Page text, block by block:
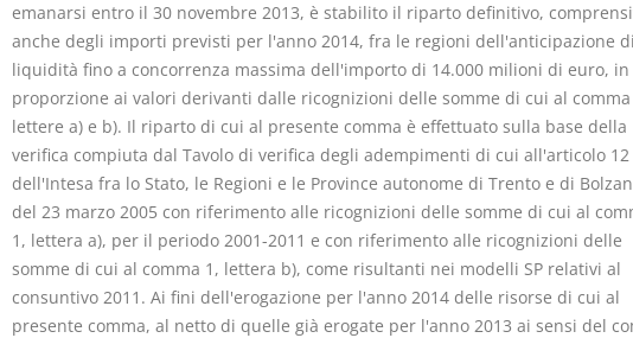
emanarsi entro il 30 novembre 2013, è stabilito il riparto definitivo,
anche degli importi previsti per l'anno 2014, fra le regioni dell'anticipazione di
liquidità fino a concorrenza massima dell'importo di 14.000 milioni di euro, in
proporzione ai valori derivanti dalle ricognizioni delle somme di cui al comma
lettere a) e b). Il riparto di cui al presente comma è effettuato sulla base della
verifica compiuta dal Tavolo di verifica degli adempimenti di cui all'articolo 12
dell'Intesa fra lo Stato, le Regioni e le Province autonome di Trento e di
del 23 marzo 2005 con riferimento alle ricognizioni delle somme di cui al
1, lettera a), per il periodo 2001-2011 e con riferimento alle ricognizioni delle
somme di cui al comma 1, lettera b), come risultanti nei modelli SP relativi al
consuntivo 2011. Ai fini dell'erogazione per l'anno 2014 delle risorse di cui al
presente comma, al netto di quelle già erogate per l'anno 2013 ai sensi del